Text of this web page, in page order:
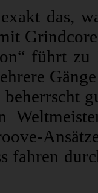
das,
führt
fahren